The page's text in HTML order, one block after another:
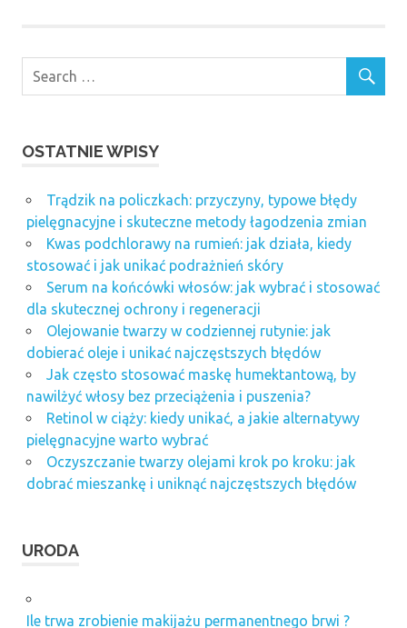
OSTATNIE WPISY
Trądzik na policzkach: przyczyny, typowe błędy
pielęgnacyjne i skuteczne metody łagodzenia zmian
Kwas podchlorawy na rumień: jak działa, kiedy
stosować i jak unikać podrażnień skóry
Serum na końcówki włosów: jak wybrać i stosować
dla skutecznej ochrony i regeneracji
Olejowanie twarzy w codziennej rutynie: jak
dobierać oleje i unikać najczęstszych błędów
Jak często stosować maskę humektantową, by
nawilżyć włosy bez przeciążenia i puszenia?
Retinol w ciąży: kiedy unikać, a jakie alternatywy
pielęgnacyjne warto wybrać
Oczyszczanie twarzy olejami krok po kroku: jak
dobrać mieszankę i uniknąć najczęstszych błędów
URODA
Ile trwa zrobienie makijażu permanentnego brwi ?